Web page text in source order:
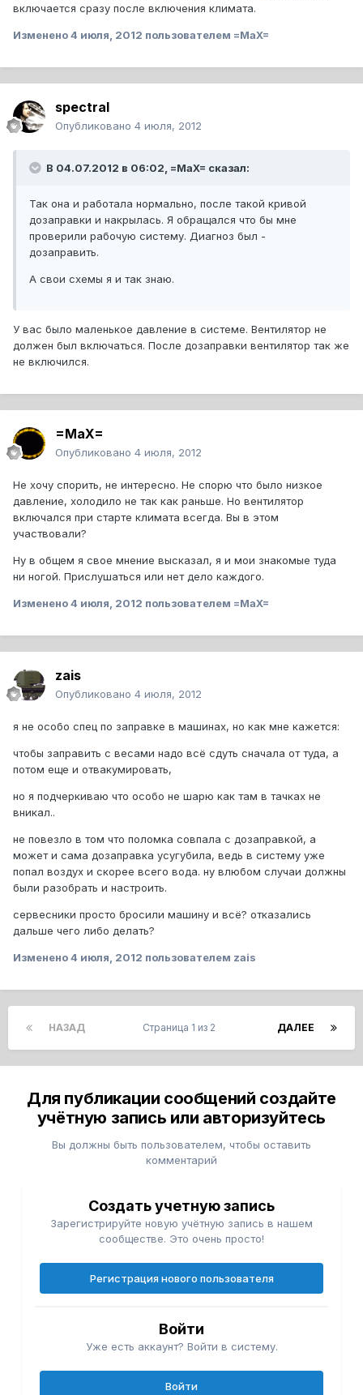
включается сразу после включения климата.
Изменено4 июля, 2012 пользователем =MaX=
spectral
Опубликовано 4 июля, 2012
В 04.07.2012 в 06:02, =MaX= сказал:
Так она и работала нормально, после такой кривой
дозаправки и накрылась. Я обращался что бы мне
проверили рабочую систему. Диагноз был -
дозаправить.
А свои схемы я и так знаю.
У вас было маленькое давление в системе. Вентилятор не
должен был включаться. После дозаправки вентилятор так же
не включился.
=MaX=
Опубликовано 4 июля, 2012
Не хочу спорить, не интересно. Не спорю что было низкое
давление, холодило не так как раньше. Но вентилятор
включался при старте климата всегда. Вы в этом
участвовали?
Ну в общем я свое мнение высказал, я и мои знакомые туда
ни ногой. Прислушаться или нет дело каждого.
Изменено4 июля, 2012 пользователем =MaX=
zais
Опубликовано 4 июля, 2012
я не особо спец по заправке в машинах, но как мне кажется:
чтобы заправить с весами надо всё сдуть сначала от туда, а
потом еще и отвакумировать,
но я подчеркиваю что особо не шарю как там в тачках не
вникал..
не повезло в том что поломка совпала с дозаправкой, а
может и сама дозаправка усугубила, ведь в систему уже
попал воздух и скорее всего вода. ну влюбом случаи должны
были разобрать и настроить.
сервесники просто бросили машину и всё? отказались
дальше чего либо делать?
Изменено4 июля, 2012 пользователем zais
НАЗАД ДАЛЕЕ
Страница 1 из 2
Для публикации сообщений создайте
учётную запись или авторизуйтесь
Вы должны быть пользователем, чтобы оставить
комментарий
Создать учетную запись
Зарегистрируйте новую учётную запись в нашем
сообществе. Это очень просто!
Регистрация нового пользователя
Войти
Уже есть аккаунт? Войти в систему.
Войти